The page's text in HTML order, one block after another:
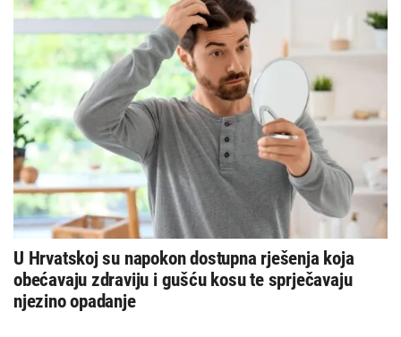
U Hrvatskoj su napokon dostupna rješenja koja
obećavaju zdraviju i gušću kosu te sprječavaju
njezino opadanje